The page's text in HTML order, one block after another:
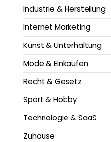
Industrie & Herstellung
Internet Marketing
Kunst & Unterhaltung
Mode & Einkaufen
Recht & Gesetz
Sport & Hobby
Technologie & SaaS
Zuhause